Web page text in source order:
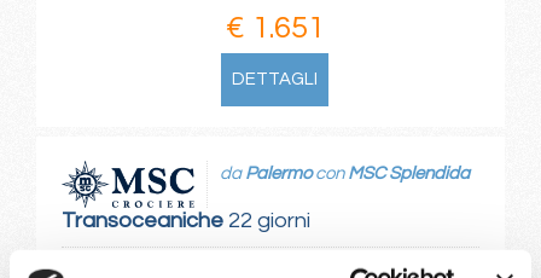
€ 1.651
DETTAGLI
Transoceaniche22 giorni
da Palermocon MSC Splendida
Palermo, Valletta, Barcellona, Gibilterra, Casablanca, Las